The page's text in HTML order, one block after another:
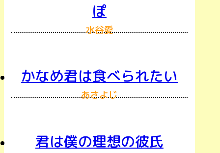
ぽ
水谷愛
かなめ君は食べられたい
あさよじ
君は僕の理想の彼氏